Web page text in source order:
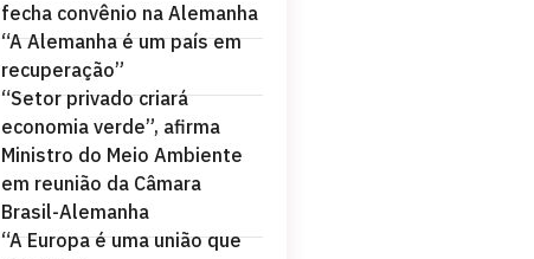
fecha convênio na Alemanha
“A Alemanha é um país em
recuperação”
“Setor privado criará
economia verde”, afirma
Ministro do Meio Ambiente
em reunião da Câmara
Brasil-Alemanha
“A Europa é uma união que